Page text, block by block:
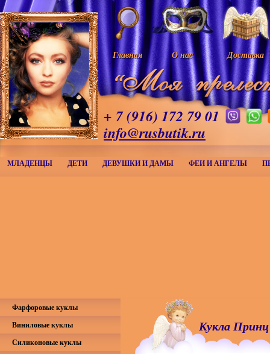
Главная О нас Доставка
+ 7 (916) 172 79 01
info@rusbutik.ru
МЛАДЕНЦЫ ДЕТИ ДЕВУШКИ И ДАМЫ ФЕИ И АНГЕЛЫ
Кукла
Фарфоровые куклы
Виниловые куклы
Силиконовые куклы